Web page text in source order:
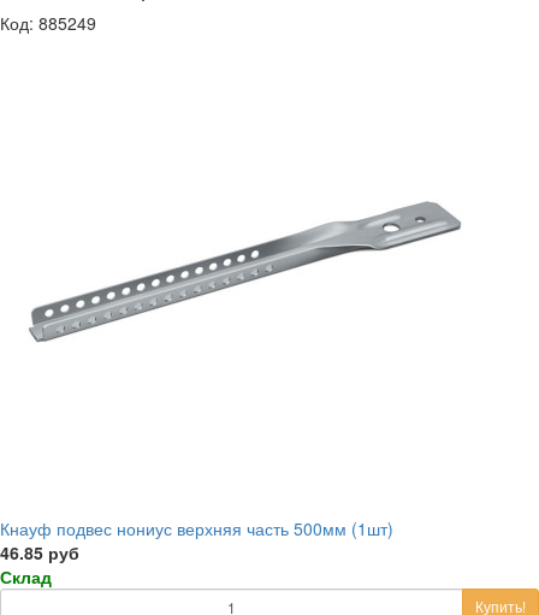
Код: 885249
Кнауф подвес нониус верхняя часть 500мм (1шт)
46.85 руб
Склад
Купить!